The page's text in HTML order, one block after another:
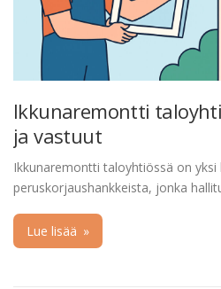
Ikkunaremontti
ja vastuut
Ikkunaremontti taloyhtiössä on yksi
peruskorjaushankkeista, jonka
Lue lisää »